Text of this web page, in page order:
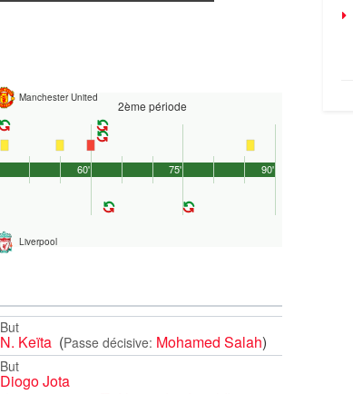
Manchester United
2ème période
Liverpool
90'
60' 75'
But
N. Keïta (Passe décisive: Mohamed Salah)
But
Diogo Jota